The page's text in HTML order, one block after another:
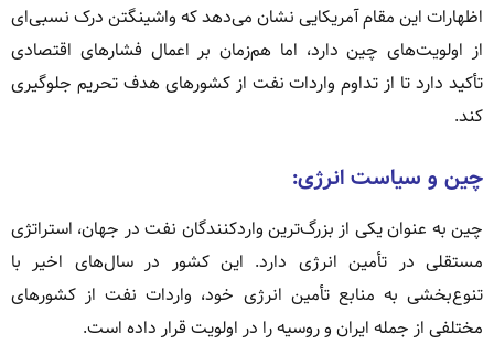
اظهارات این مقام آمریکایی نشان می‌دهد که واشینگتن درک نسبی‌ای
از اولویت‌های چین دارد، اما هم‌زمان بر اعمال فشارهای اقتصادی
تأکید دارد تا از تداوم واردات نفت از کشورهای هدف تحریم جلوگیری
کند.
چین و سیاست انرژی:
چین به عنوان یکی از بزرگ‌ترین واردکنندگان نفت در جهان، استراتژی
مستقلی در تأمین انرژی دارد. این کشور در سال‌های اخیر با
تنوع‌بخشی به منابع تأمین انرژی خود، واردات نفت از کشورهای
مختلفی از جمله ایران و روسیه را در اولویت قرار داده است.